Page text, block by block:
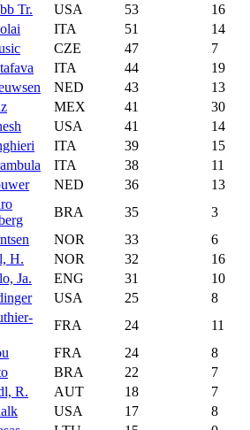
Tr. USA 53
16
ITA 51
14
CZE 47
7
ITA 44
19
NED 43
13
MEX 41
30
USA 41
14
ITA 39
15
ITA 38
11
NED 36
13
BRA 35
3
NOR 33
6
H. NOR 32
16
Ja. ENG 31
10
USA 25
8
FRA 24
11
FRA 24
8
BRA 22
7
R. AUT 18
7
USA 17
8